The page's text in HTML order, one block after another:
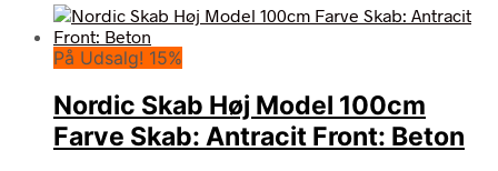
På Udsalg! 15%
Nordic Skab Høj Model 100cm
Farve Skab: Antracit Front: Beton